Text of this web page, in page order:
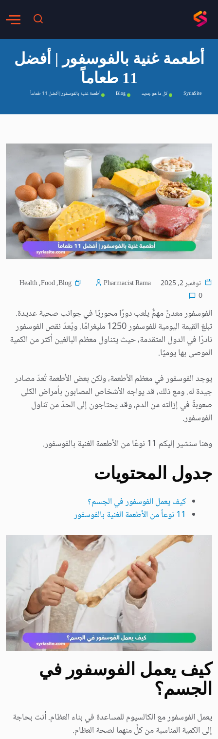
أطعمة غنية بالفوسفور | أفضل
11 طعاماً
SyriaSite كل ما هو جديد Blog أطعمة غنية بالفوسفور | أفضل 11 طعاماً
نوفمبر 2, 2025 Pharmacist Rama
Blog
,
Food
,
Health
0
الفوسفور معدنٌ مهمٌّ يلعب دورًا محوريًا في جوانب صحية عديدة.
تبلغ القيمة اليومية للفوسفور 1250 مليغرامًا. ويُعدّ نقص الفوسفور
نادرًا في الدول المتقدمة، حيث يتناول معظم البالغين أكثر من الكمية
الموصى بها يوميًا.
يوجد الفوسفور في معظم الأطعمة، ولكن بعض الأطعمة تُعدّ مصادر
جيدة له. ومع ذلك، قد يواجه الأشخاص المصابون بأمراض الكلى
صعوبةً في إزالته من الدم، وقد يحتاجون إلى الحدّ من تناول
الفوسفور.
وهنا سنشير إليكم 11 نوعًا من الأطعمة الغنية بالفوسفور.
جدول المحتويات
كيف يعمل الفوسفور في الجسم؟
11 نوعاً من الأطعمة الغنية بالفوسفور
كيف يعمل الفوسفور في
الجسم؟
يعمل الفوسفور مع الكالسيوم للمساعدة في بناء العظام. أنت بحاجة
إلى الكمية المناسبة من كلٍّ منهما لصحة العظام.